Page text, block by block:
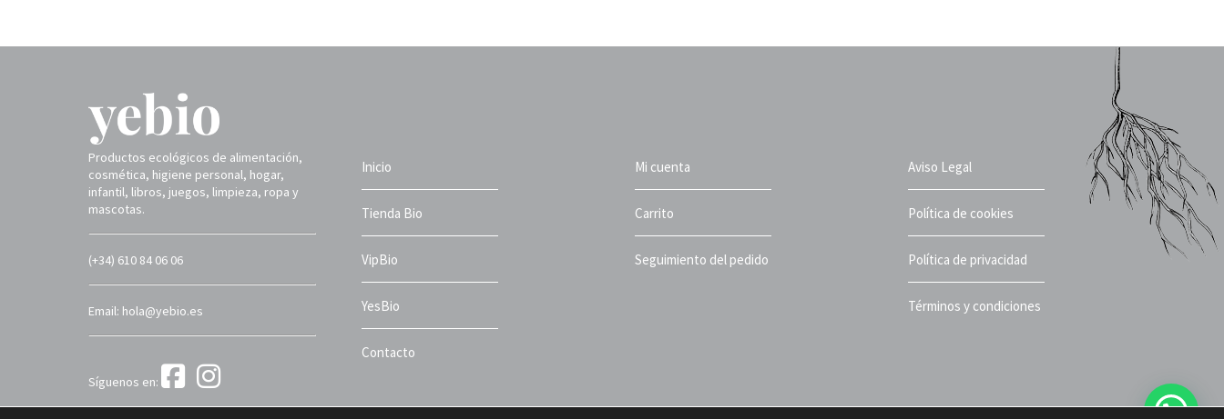
Productos ecológicos de alimentación,
cosmética, higiene personal, hogar,
infantil, libros, juegos, limpieza, ropa y
mascotas.
(+34) 610 84 06 06
Email: hola@yebio.es
Síguenos en:
Inicio
Tienda Bio
VipBio
YesBio
Contacto
Mi cuenta
Carrito
Seguimiento del pedido
Aviso Legal
Política de cookies
Política de privacidad
Términos y condiciones